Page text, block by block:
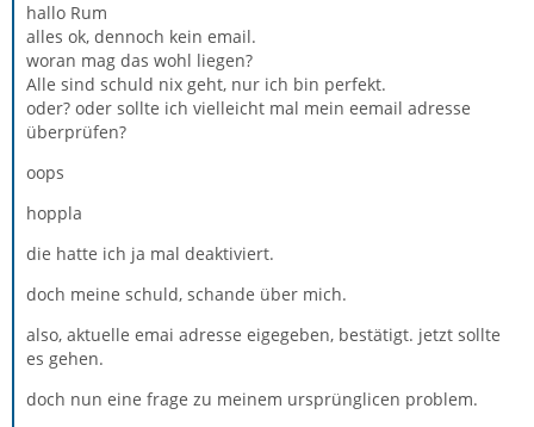
hallo Rum
alles ok, dennoch kein email.
woran mag das wohl liegen?
Alle sind schuld nix geht, nur ich bin perfekt.
oder? oder sollte ich vielleicht mal mein eemail adresse
überprüfen?
oops
hoppla
die hatte ich ja mal deaktiviert.
doch meine schuld, schande über mich.
also, aktuelle emai adresse eigegeben, bestätigt. jetzt sollte
es gehen.
doch nun eine frage zu meinem ursprünglicen problem.